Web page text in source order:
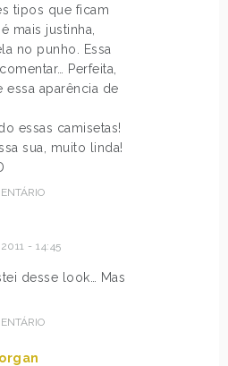
tipos que ficam
mais justinha,
no punho. Essa
Perfeita,
essa aparência de
essas camisetas!
sua, muito linda!
- 14:45
desse look… Mas